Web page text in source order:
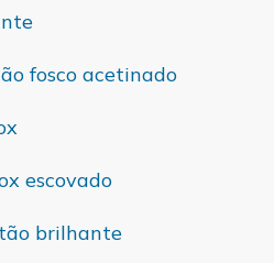
fosco acetinado
escovado
brilhante